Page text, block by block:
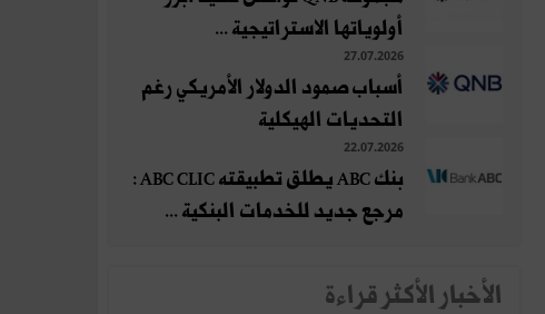
أولوياتها الاستراتيجية ...
27.07.2026
أسباب صمود الدولار الأمريكي رغم
التحديات الهيكلية
22.07.2026
بنك ABC يطلق تطبيقته ABC CLIC :
مرجع جديد للخدمات البنكية ...
الأخبار الأكثر قراءة